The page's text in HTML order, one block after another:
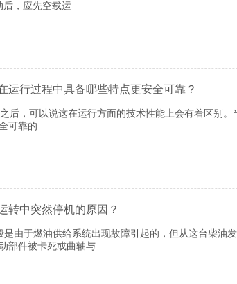
后，应先空载运
运行过程中具备哪些特点更安全可靠？
，可以说这在运行方面的技术性能上会有着区别。
可靠的
转中突然停机的原因？
由于燃油供给系统出现故障引起的，但从这台柴油
部件被卡死或曲轴与